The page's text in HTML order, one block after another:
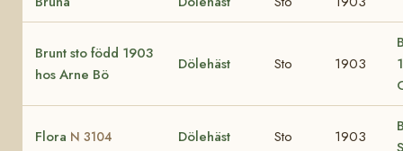
Brunt sto född 1903
hos Arne Bö
Dölehäst Sto 1903
Flora N 3104 Dölehäst Sto 1903